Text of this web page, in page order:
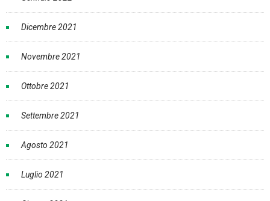
Dicembre 2021
Novembre 2021
Ottobre 2021
Settembre 2021
Agosto 2021
Luglio 2021